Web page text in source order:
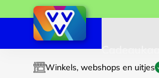
Winkels, webshops en uitjes